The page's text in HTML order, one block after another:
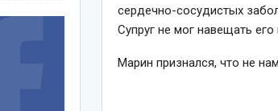
сердечно-сосудистых
Супруг не мог навещать
Марин признался, что не